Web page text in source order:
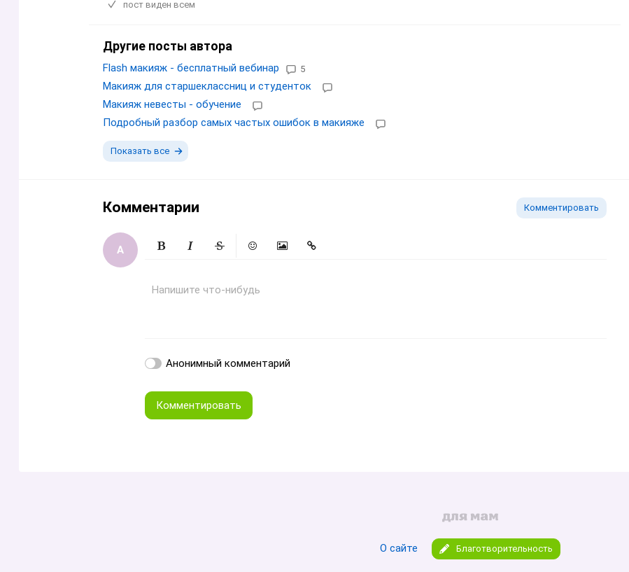
пост виден всем
Другие посты автора
Flash макияж - бесплатный вебинар 5
Макияж для старшеклассниц и студенток
Макияж невесты - обучение
Подробный разбор самых частых ошибок в макияже
Показать все
Комментарии Комментировать
Напишите что-нибудь
Анонимный комментарий
Комментировать
О сайте Благотворительность